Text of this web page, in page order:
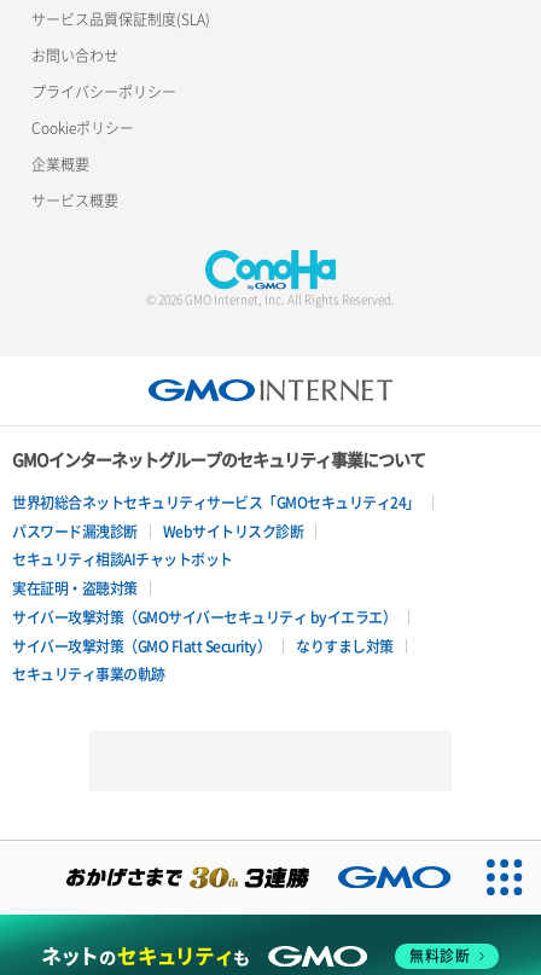
サービス品質保証制度(SLA)
お問い合わせ
プライバシーポリシー
Cookieポリシー
企業概要
サービス概要
© 2026 GMO Internet, Inc. All Rights Reserved.
GMOインターネットグループのセキュリティ事業について
世界初総合ネットセキュリティサービス「GMOセキュリティ24」
パスワード漏洩診断
Webサイトリスク診断
セキュリティ相談AIチャットボット
実在証明・盗聴対策
サイバー攻撃対策（GMOサイバーセキュリティ byイエラエ）
サイバー攻撃対策（GMO Flatt Security）
なりすまし対策
セキュリティ事業の軌跡
無料診断